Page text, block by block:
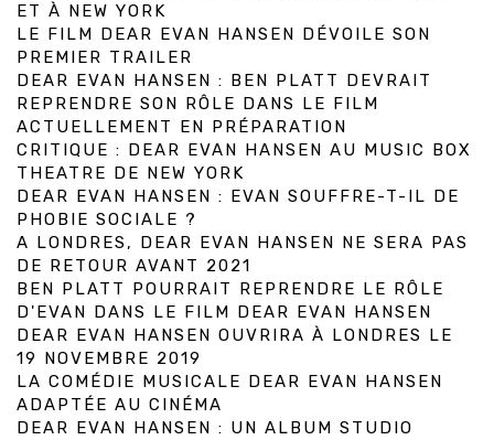
ET À NEW YORK
LE FILM DEAR EVAN HANSEN DÉVOILE SON
PREMIER TRAILER
DEAR EVAN HANSEN : BEN PLATT DEVRAIT
REPRENDRE SON RÔLE DANS LE FILM
ACTUELLEMENT EN PRÉPARATION
CRITIQUE : DEAR EVAN HANSEN AU MUSIC BOX
THEATRE DE NEW YORK
DEAR EVAN HANSEN : EVAN SOUFFRE-T-IL DE
PHOBIE SOCIALE ?
A LONDRES, DEAR EVAN HANSEN NE SERA PAS
DE RETOUR AVANT 2021
BEN PLATT POURRAIT REPRENDRE LE RÔLE
D'EVAN DANS LE FILM DEAR EVAN HANSEN
DEAR EVAN HANSEN OUVRIRA À LONDRES LE
19 NOVEMBRE 2019
LA COMÉDIE MUSICALE DEAR EVAN HANSEN
ADAPTÉE AU CINÉMA
DEAR EVAN HANSEN : UN ALBUM STUDIO